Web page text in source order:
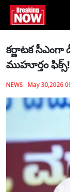
కర్ణాటక
ముహూర్తం ఫిక్స్‌!
NEWS May 30,2026